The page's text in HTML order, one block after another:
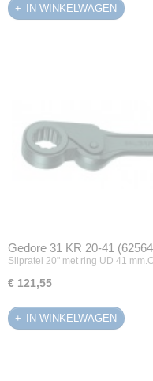
IN WINKELWAGEN
Gedore 31 KR 20-41
Slipratel 20" met ring UD 41
€ 121,55
IN WINKELWAGEN